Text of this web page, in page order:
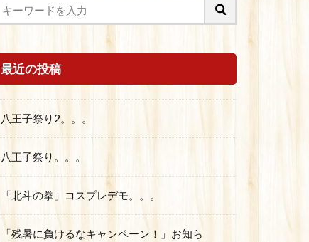
最近の投稿
八王子祭り2。。。
八王子祭り。。。
「北斗の拳」コスプレデモ。。。
「残暑に負けるなキャンペーン！」お知ら